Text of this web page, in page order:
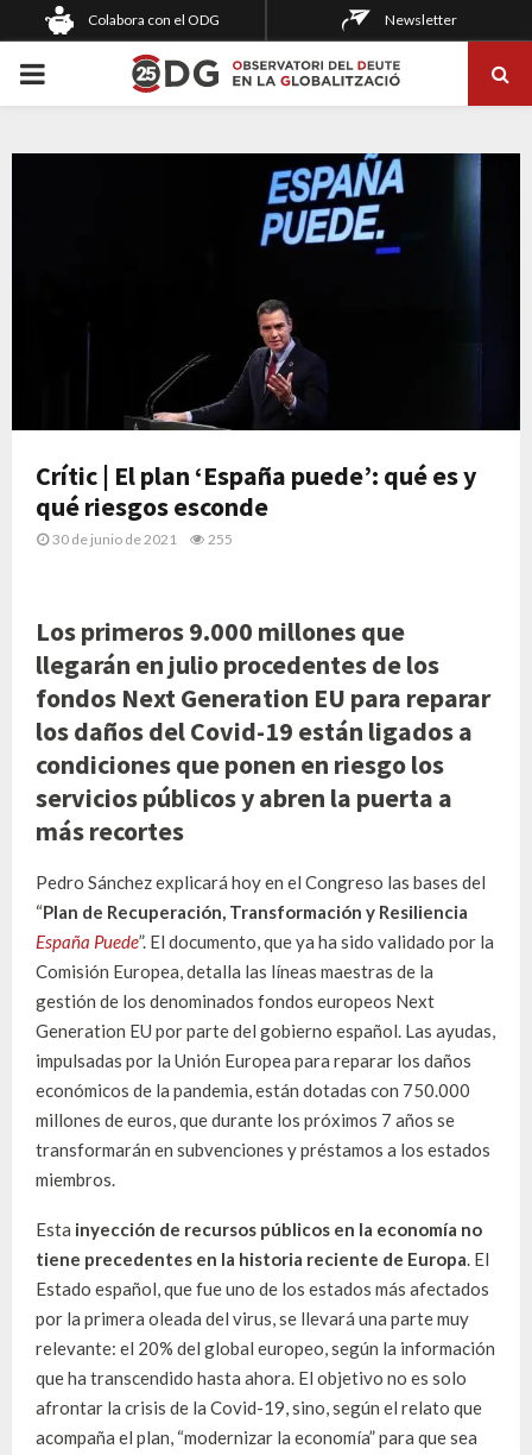
Colabora con el ODG Newsletter
PRIMARY
Crític | El plan ‘España puede’: qué es y
qué riesgos esconde
30 de junio de 2021 255
Los primeros 9.000 millones que
llegarán en julio procedentes de los
fondos Next Generation EU para reparar
los daños del Covid-19 están ligados a
condiciones que ponen en riesgo los
servicios públicos y abren la puerta a
más recortes
Pedro Sánchez explicará hoy en el Congreso las bases del
“Plan de Recuperación, Transformación y Resiliencia
España Puede”. El documento, que ya ha sido validado por la
Comisión Europea, detalla las líneas maestras de la
gestión de los denominados fondos europeos Next
Generation EU por parte del gobierno español. Las ayudas,
impulsadas por la Unión Europea para reparar los daños
económicos de la pandemia, están dotadas con 750.000
millones de euros, que durante los próximos 7 años se
transformarán en subvenciones y préstamos a los estados
miembros.
Esta inyección de recursos públicos en la economía no
tiene precedentes en la historia reciente de Europa. El
Estado español, que fue uno de los estados más afectados
por la primera oleada del virus, se llevará una parte muy
relevante: el 20% del global europeo, según la información
que ha transcendido hasta ahora. El objetivo no es solo
afrontar la crisis de la Covid-19, sino, según el relato que
acompaña el plan, “modernizar la economía” para que sea